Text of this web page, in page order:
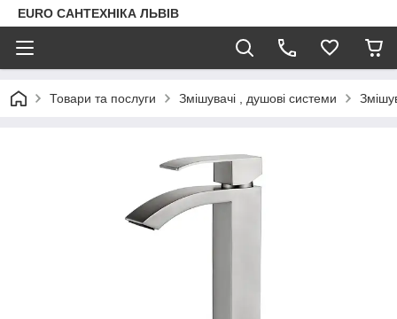
EURO САНТЕХНІКА ЛЬВІВ
Товари та послуги Змішувачі , душові системи